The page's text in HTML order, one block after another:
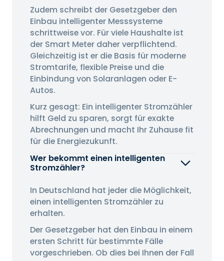
Zudem schreibt der Gesetzgeber den
Einbau intelligenter Messsysteme
schrittweise vor. Für viele Haushalte ist
der Smart Meter daher verpflichtend.
Gleichzeitig ist er die Basis für moderne
Stromtarife, flexible Preise und die
Einbindung von Solaranlagen oder E-
Autos.
Kurz gesagt: Ein intelligenter Stromzähler
hilft Geld zu sparen, sorgt für exakte
Abrechnungen und macht Ihr Zuhause fit
für die Energiezukunft.
Wer bekommt einen intelligenten
Stromzähler?
In Deutschland hat jeder die Möglichkeit,
einen intelligenten Stromzähler zu
erhalten.
Der Gesetzgeber hat den Einbau in einem
ersten Schritt für bestimmte Fälle
vorgeschrieben. Ob dies bei Ihnen der Fall